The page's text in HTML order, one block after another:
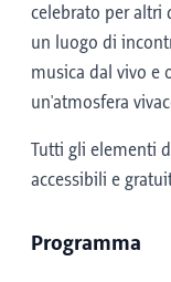
celebrato per altri
un luogo di
musica dal vivo e
un'atmosfera
Tutti gli elementi
accessibili e
Programma